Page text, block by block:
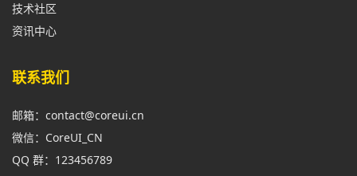
技术社区
资讯中心
联系我们
邮箱：contact@coreui.cn
微信：CoreUI_CN
QQ 群：123456789